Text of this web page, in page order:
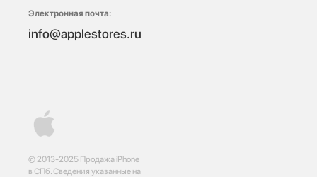
© 2013-2025 Продажа iPhone
в СПб. Сведения указанные на
Электронная почта:
info@applestores.ru